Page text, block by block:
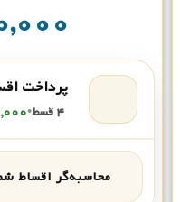
پرداخت
۴ قسط •
محاسبه‌گر اقساط